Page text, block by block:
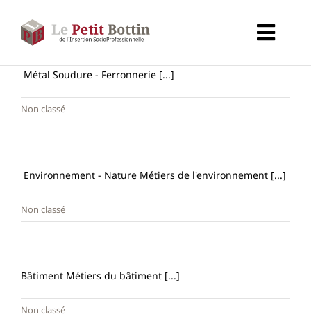
contenu
Accueil
Types d’organismes
Secteurs
À propos de CALIF
Métal Soudure - Ferronnerie [...]
Non classé
Environnement - Nature Métiers de l'environnement [...]
Non classé
Bâtiment Métiers du bâtiment [...]
Non classé